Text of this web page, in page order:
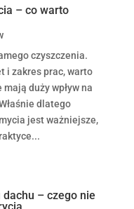
– co warto
czyszczenia.
i zakres prac, warto
duży wpływ na
dlatego
jest ważniejsze,
dachu – czego nie